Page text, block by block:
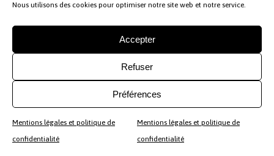
Nous utilisons des cookies pour optimiser notre site web et notre service.
Accepter
Refuser
Préférences
Mentions légales et politique de
confidentialité
Mentions légales et politique de
confidentialité